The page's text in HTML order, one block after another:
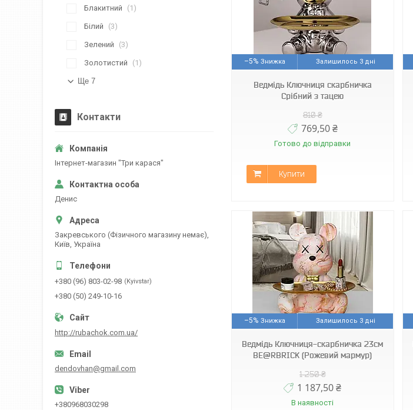
Арт1139
–5%
Залишилось 3 дні
Ведмідь Ключниця скарбничка
Срібний з тацею
810 ₴
769,50 ₴
Готово до відправки
Купити
Арт1137
–5%
Залишилось 3 дні
Ведмідь Ключниця-скарбничка 23см
BE@RBRICK (Рожевий мармур)
1 250 ₴
1 187,50 ₴
В наявності
Арт1554
Блакитний 1
Білий 3
Зелений 3
Золотистий 1
Ще 7
Контакти
Інтернет-магазин "Три карася"
Денис
Закревського (Фізичного магазину немає),
Київ, Україна
+380 (96) 803-02-98 Kyivstar
+380 (50) 249-10-16
http://rubachok.com.ua/
dendovhan@gmail.com
+380968030298